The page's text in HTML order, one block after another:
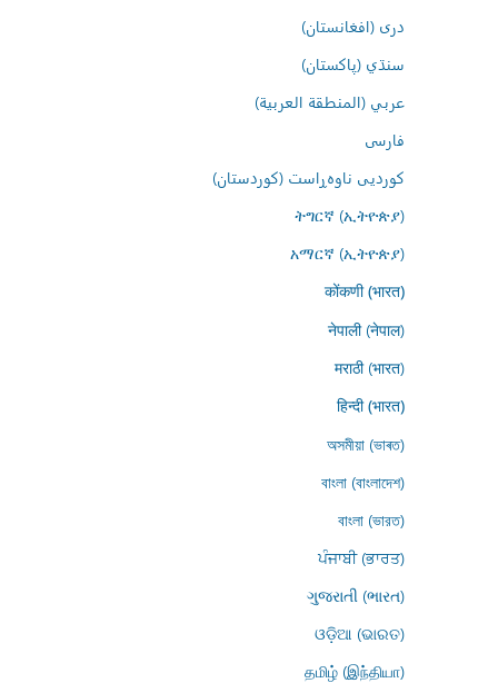
درى (افغانستان)
سنڌي (پاکستان)
عربي (المنطقة العربية)
فارسى
کوردیی ناوەڕاست (کوردستان)
ትግርኛ (ኢትዮጵያ)
አማርኛ (ኢትዮጵያ)
कोंकणी (भारत)
नेपाली (नेपाल)
मराठी (भारत)
हिन्दी (भारत)
অসমীয়া (ভাৰত)
বাংলা (বাংলাদেশ)
বাংলা (ভারত)
ਪੰਜਾਬੀ (ਭਾਰਤ)
ગુજરાતી (ભારત)
ଓଡ଼ିଆ (ଭାରତ)
தமிழ் (இந்தியா)